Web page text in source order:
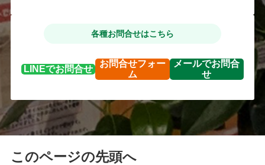
各種お問合せはこちら
LINEでお問合せ
お問合せフォー
ム
メールでお問合
せ
このページの先頭へ